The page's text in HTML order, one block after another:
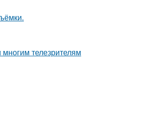
телезрителям